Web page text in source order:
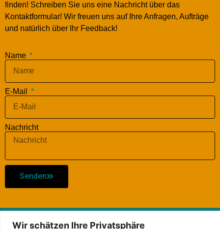
Wir schätzen Ihre Privatsphäre
finden! Schreiben Sie uns eine Nachricht über das
Kontaktformular! Wir freuen uns auf Ihre Anfragen, Aufträge
und natürlich über Ihr Feedback!
Name
E-Mail
Nachricht
Senden
© 2026, Tagesheim Thun